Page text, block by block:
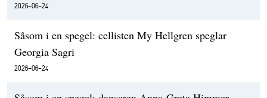
2026-06-24
Såsom i en spegel: cellisten My Hellgren speglar
Georgia Sagri
2026-06-24